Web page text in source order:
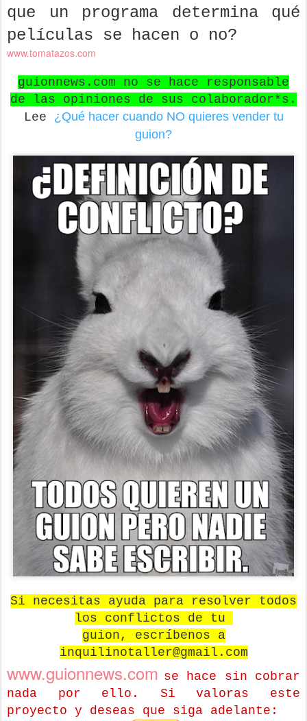
que un programa determina qué
películas se hacen o no?
www.tomatazos.com
guionnews.com no se hace responsable
de las opiniones de sus colaborador*s.
Lee ¿Qué hacer cuando NO quieres vender tu
guion?
Si necesitas ayuda para resolver todos
los conflictos de tu
guion, escríbenos a
inquilinotaller@gmail.com
www.guionnews.com se hace sin cobrar
nada por ello. Si valoras este
proyecto y deseas que siga adelante: